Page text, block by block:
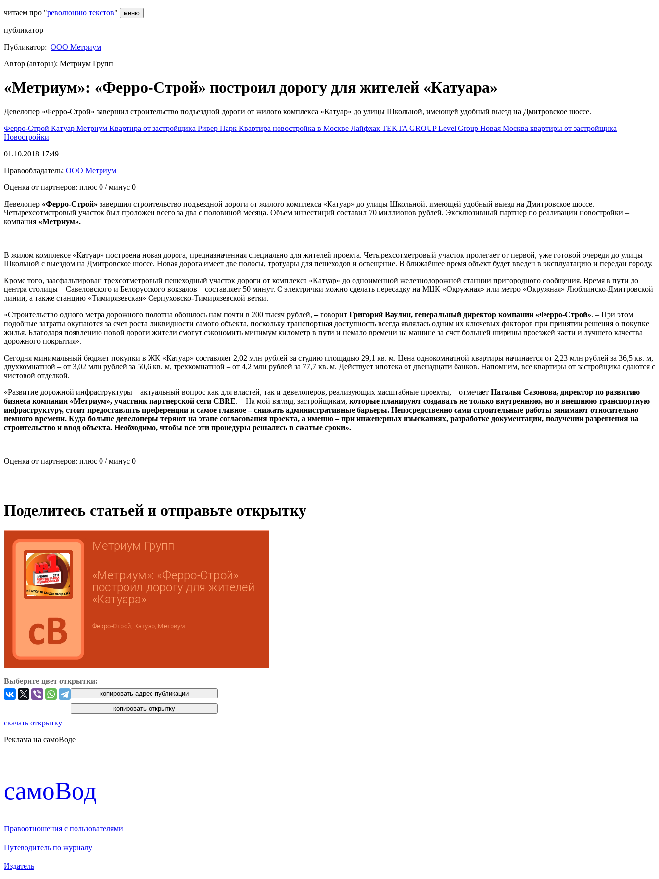
читаем про "революцию текстов" меню
публикатор
Публикатор: ООО Метриум
Автор (авторы): Метриум Групп
«Метриум»: «Ферро-Строй» построил дорогу для жителей «Катуара»
Девелопер «Ферро-Строй» завершил строительство подъездной дороги от жилого комплекса «Катуар» до улицы Школьной, имеющей удобный выезд на Дмитровское шоссе.
Ферро-Строй Катуар Метриум Квартира от застройщика Ривер Парк Квартира новостройка в Москве Лайфхак TEKTA GROUPLevel Group Новая Москва квартиры от застройщика
Новостройки
01.10.2018 17:49
Правообладатель: ООО Метриум
Оценка от партнеров: плюс 0 / минус 0
Девелопер «Ферро-Строй» завершил строительство подъездной дороги от жилого комплекса «Катуар» до улицы Школьной, имеющей удобный выезд на Дмитровское шоссе.
Четырехсотметровый участок был проложен всего за два с половиной месяца. Объем инвестиций составил 70 миллионов рублей. Эксклюзивный партнер по реализации новостройки –
компания «Метриум».
В жилом комплексе «Катуар» построена новая дорога, предназначенная специально для жителей проекта. Четырехсотметровый участок пролегает от первой, уже готовой очереди до улицы
Школьной с выездом на Дмитровское шоссе. Новая дорога имеет две полосы, тротуары для пешеходов и освещение. В ближайшее время объект будет введен в эксплуатацию и передан городу.
Кроме того, заасфальтирован трехсотметровый пешеходный участок дороги от комплекса «Катуар» до одноименной железнодорожной станции пригородного сообщения. Время в пути до
центра столицы – Савеловского и Белорусского вокзалов – составляет 50 минут. С электрички можно сделать пересадку на МЦК «Окружная» или метро «Окружная» Люблинско-Дмитровской
линии, а также станцию «Тимирязевская» Серпуховско-Тимирязевской ветки.
«Строительство одного метра дорожного полотна обошлось нам почти в 200 тысяч рублей, –говорит Григорий Ваулин, генеральный директор компании «Ферро-Строй». – При этом
подобные затраты окупаются за счет роста ликвидности самого объекта, поскольку транспортная доступность всегда являлась одним их ключевых факторов при принятии решения о покупке
жилья. Благодаря появлению новой дороги жители смогут сэкономить минимум километр в пути и немало времени на машине за счет большей ширины проезжей части и лучшего качества
дорожного покрытия».
Сегодня минимальный бюджет покупки в ЖК «Катуар» составляет 2,02 млн рублей за студию площадью 29,1 кв. м. Цена однокомнатной квартиры начинается от 2,23 млн рублей за 36,5 кв. м,
двухкомнатной – от 3,02 млн рублей за 50,6 кв. м, трехкомнатной – от 4,2 млн рублей за 77,7 кв. м. Действует ипотека от двенадцати банков. Напомним, все квартиры от застройщика сдаются с
чистовой отделкой.
«Развитие дорожной инфраструктуры – актуальный вопрос как для властей, так и девелоперов, реализующих масштабные проекты, – отмечает Наталья Сазонова, директор по развитию
бизнеса компании «Метриум», участник партнерской сети CBRE. – На мой взгляд, застройщикам, которые планируют создавать не только внутреннюю, но и внешнюю транспортную
инфраструктуру, стоит предоставлять преференции и самое главное – снижать административные барьеры. Непосредственно сами строительные работы занимают относительно
немного времени. Куда больше девелоперы теряют на этапе согласования проекта, а именно – при инженерных изысканиях, разработке документации, получении разрешения на
строительство и ввод объекта. Необходимо, чтобы все эти процедуры решались в сжатые сроки».
Оценка от партнеров: плюс 0 / минус 0
Поделитесь статьей и отправьте открытку
Выберите цвет открытки:
скачать открытку
Реклама на самоВоде
cамоВод
Правоотношения с пользователями
Путеводитель по журналу
Издатель